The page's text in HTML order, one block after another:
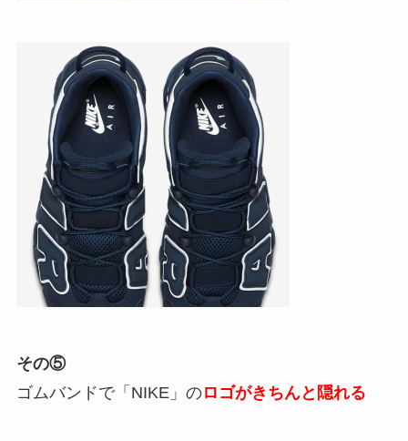
その⑤
ゴムバンドで「NIKE」のロゴがきちんと隠れる